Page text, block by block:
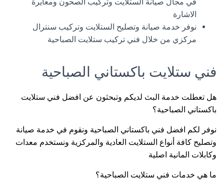
الاشارة
نوفر خدمة صيانة وتصليح الستلايت وتركيب سنترال
مركزي من خلال فني تركيب ستلايت الصباحية
فني ستلايت باكستاني الصباحية
هل تعطلت خدمة البث لديكم وتبحثون عن افضل فني ستلايت
باكستاني الصباحية؟
نوفر لكم افضل فني باكستاني الصباحية ونقوم في خدمة صيانة
وتصليح كافة أنواع الستلايت العادية والمركزية ونستخدم معدات
وكابلات المانية اصلية
ما هي خدمات فني ستلايت الصباحية؟